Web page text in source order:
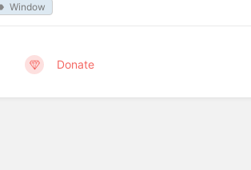
Window
Donate